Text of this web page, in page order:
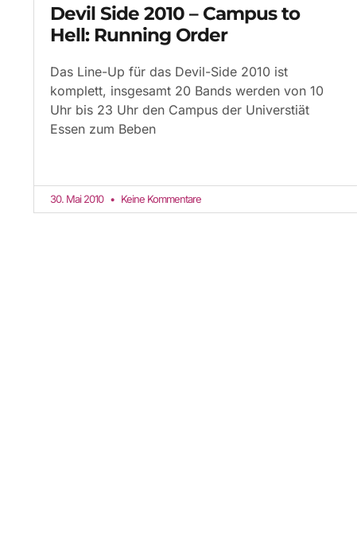
Devil Side 2010 – Campus to
Hell: Running Order
Das Line-Up für das Devil-Side 2010 ist
komplett, insgesamt 20 Bands werden von 10
Uhr bis 23 Uhr den Campus der Universtiät
Essen zum Beben
30. Mai 2010 Keine Kommentare